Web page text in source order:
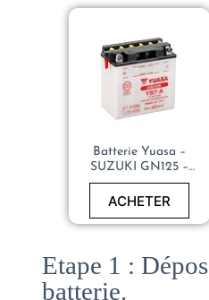
Batterie Yuasa –
SUZUKI GN125 –
YB7A
ACHETER
Etape 1 :
batterie.